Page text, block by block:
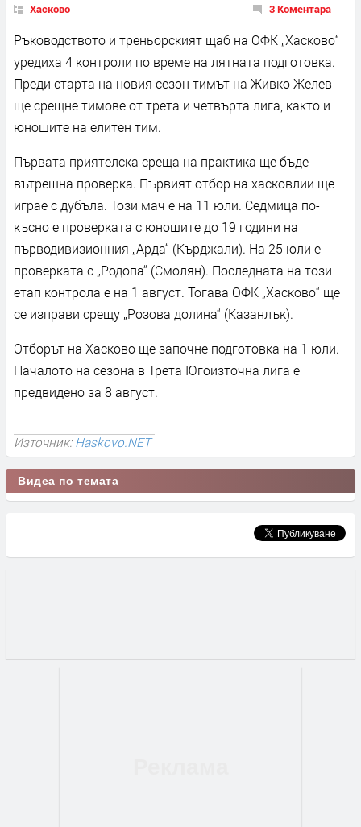
Хасково 3 Коментара
Ръководството и треньорският щаб на ОФК „Хасково“
уредиха 4 контроли по време на лятната подготовка.
Преди старта на новия сезон тимът на Живко Желев
ще срещне тимове от трета и четвърта лига, както и
юношите на елитен тим.
Първата приятелска среща на практика ще бъде
вътрешна проверка. Първият отбор на хасковлии ще
играе с дубъла. Този мач е на 11 юли. Седмица по-
късно е проверката с юношите до 19 години на
първодивизионния „Арда“ (Кърджали). На 25 юли е
проверката с „Родопа“ (Смолян). Последната на този
етап контрола е на 1 август. Тогава ОФК „Хасково“ ще
се изправи срещу „Розова долина“ (Казанлък).
Отборът на Хасково ще започне подготовка на 1 юли.
Началото на сезона в Трета Югоизточна лига е
предвидено за 8 август.
Източник:Haskovo.NET
Видеа по темата